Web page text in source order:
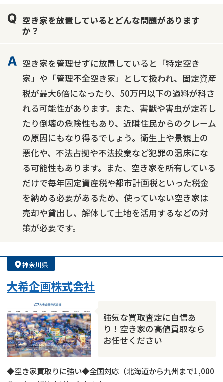
空き家を放置しているとどんな問題があります
か？
空き家を管理せずに放置していると「特定空き
家」や「管理不全空き家」として扱われ、固定資産
税が最大6倍になったり、50万円以下の過料が科さ
れる可能性があります。また、害獣や害虫が定着し
たり倒壊の危険性もあり、近隣住民からのクレーム
の原因にもなり得るでしょう。衛生上や景観上の
悪化や、不法占拠や不法投棄など犯罪の温床にな
る可能性もあります。また、空き家を所有している
だけで毎年固定資産税や都市計画税といった税金
を納める必要があるため、使っていない空き家は
売却や貸出し、解体して土地を活用するなどの対
策が必要です。
神奈川県
大希企画株式会社
強気な買取査定に自信あ
り！空き家の高値買取なら
お任せください
◆空き家買取りに強い◆全国対応（北海道から九州まで1,000